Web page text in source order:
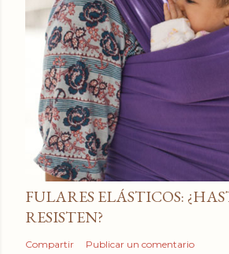
FULARES ELÁSTICOS:
RESISTEN?
Compartir Publicar un comentario